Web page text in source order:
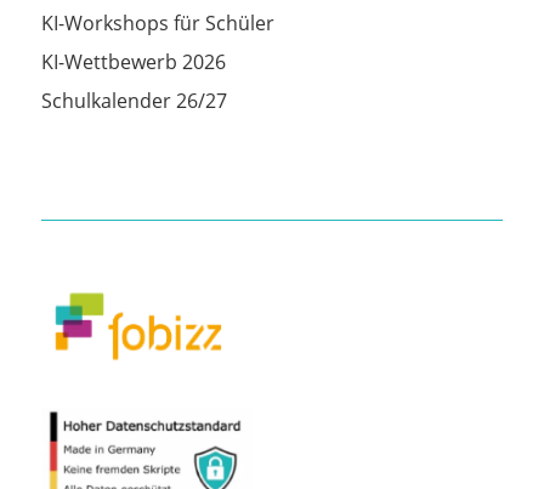
KI-Workshops für Schüler
KI-Wettbewerb 2026
Schulkalender 26/27